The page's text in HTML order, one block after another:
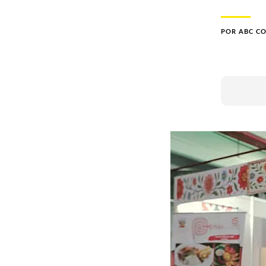
POR ABC